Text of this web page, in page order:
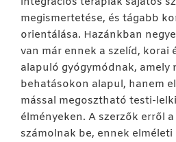
megismertetése, és tágabb
orientálása. Hazánkban
van már ennek a szelíd, korai
alapuló gyógymódnak, amely
behatásokon alapul, hanem
mással megosztható testi-
élményeken. A szerzők erről
számolnak be, ennek